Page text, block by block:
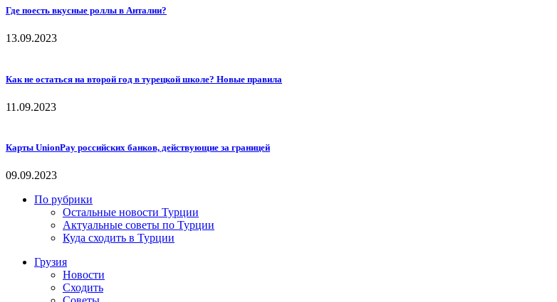
Где поесть вкусные роллы в Анталии?
13.09.2023
Как не остаться на второй год в турецкой школе? Новые правила
11.09.2023
Карты UnionPay российских банков, действующие за границей
09.09.2023
По рубрики
Остальные новости Турции
Актуальные советы по Турции
Куда сходить в Турции
Грузия
Новости
Сходить